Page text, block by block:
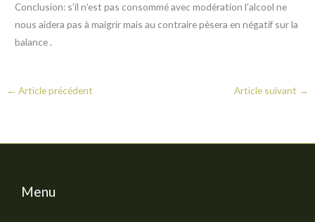
Conclusion: s’il n’est pas consommé avec modération l’alcool ne
nous aidera pas à maigrir mais au contraire pèsera en négatif sur la
balance .
← Article précédent Article suivant →
Menu